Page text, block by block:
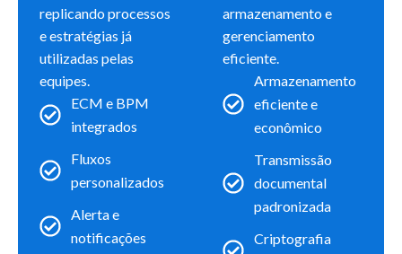
replicando processos
e estratégias já
utilizadas pelas
equipes.
ECM e BPM
integrados
Fluxos
personalizados
Alerta e
notificações
armazenamento e
gerenciamento
eficiente.
Armazenamento
eficiente e
econômico​
Transmissão
documental
padronizada​
Criptografia